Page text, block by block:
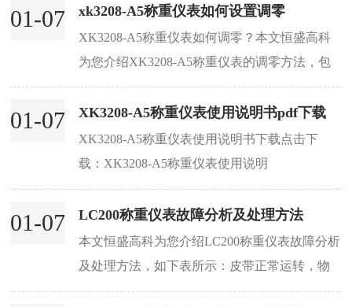
量控制需求。本文恒盛高科为您介绍LC200称重
仪表...
01-07 xk3208-A5称重仪表如何设置调零
XK3208-A5称重仪表如何调零？本文恒盛高科
为您介绍XK3208-A5称重仪表的调零方法，包
括手动和自动两种方式对皮带秤的零点进行调
整。...
01-07 XK3208-A5称重仪表使用说明书pdf下载
XK3208-A5称重仪表使用说明书下载点击下
载：XK3208-A5称重仪表使用说明
书.pdfXK3208-A5称重仪表用于皮带物料动态计
量的控制仪表。该仪表操作简单，功能齐全，
是实现动态高精度皮带自动计...
01-07 LC200称重仪表故障分析及处理方法
本文恒盛高科为您介绍LC200称重仪表故障分析
及处理方法，如下表所示：皮带正常运转，物
料通过电子秤，仪表瞬时虽为零或瞬时量显示